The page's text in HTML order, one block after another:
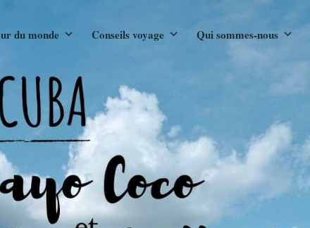
du monde Conseils voyage Qui sommes-nous